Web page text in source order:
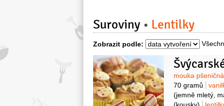
Suroviny Lentilky
Zobrazit podle:
Suroviny
mouka
70 gramů
(jemně mletý,
(kousky)